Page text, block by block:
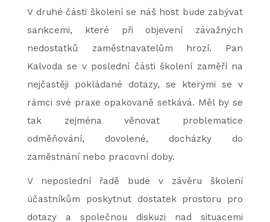
V druhé části školení se náš host bude zabývat
sankcemi, které při objevení závažných
nedostatků zaměstnavatelům hrozí. Pan
Kalvoda se v poslední části školení zaměří na
nejčastěji pokládané dotazy, se kterými se v
rámci své praxe opakovaně setkává. Měl by se
tak zejména věnovat problematice
odměňování, dovolené, docházky do
zaměstnání nebo pracovní doby.
V neposlední řadě bude v závěru školení
účastníkům poskytnut dostatek prostoru pro
dotazy a společnou diskuzi nad situacemi